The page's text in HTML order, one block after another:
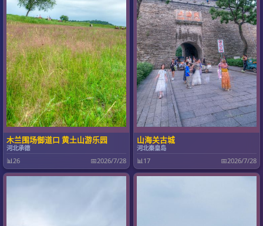
木兰围场御道口 黄土山游乐园
河北承德
📊 26 📅2026/7/28
山海关古城
河北秦皇岛
📊 17 📅2026/7/28